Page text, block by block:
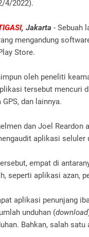
4/2022).
, Jakarta - Sebuah
mengandung
Store.
oleh peneliti
tersebut mencuri
dan lainnya.
dan Joel
aplikasi seluler
empat di
seperti aplikasi azan,
aplikasi penunjang
unduhan (download
Bahkan, salah